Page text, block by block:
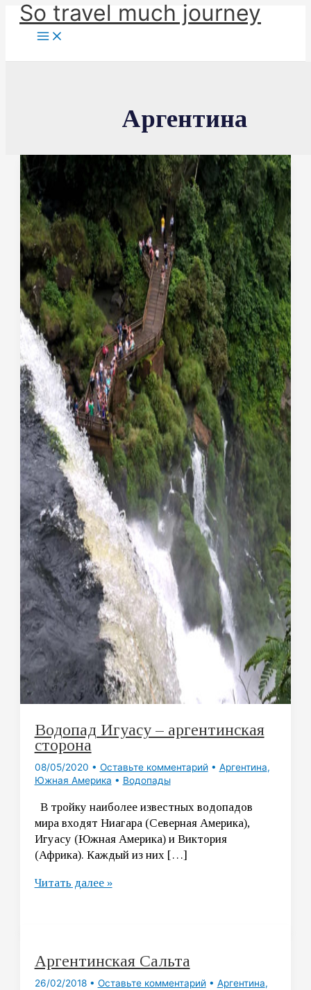
Перейти
содержимому
So travel much journey
Аргентина
Водопад Игуасу – аргентинская
сторона
08/05/2020 • Оставьте комментарий • Аргентина,
Южная Америка • Водопады
В тройку наиболее известных водопадов
мира входят Ниагара (Северная Америка),
Игуасу (Южная Америка) и Виктория
(Африка). Каждый из них […]
Водопад
Читать далее »
Аргентинская Сальта
26/02/2018 • Оставьте комментарий • Аргентина,